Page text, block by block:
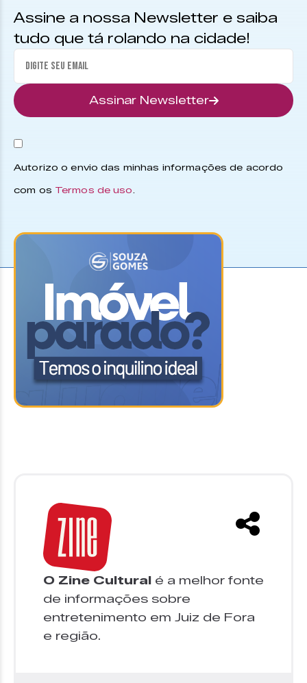
Assine a nossa Newsletter e saiba
tudo que tá rolando na cidade!
Assinar Newsletter
Autorizo o envio das minhas informações de acordo
com os Termos de uso.
O Zine Cultural é a melhor fonte
de informações sobre
entretenimento em Juiz de Fora
e região.